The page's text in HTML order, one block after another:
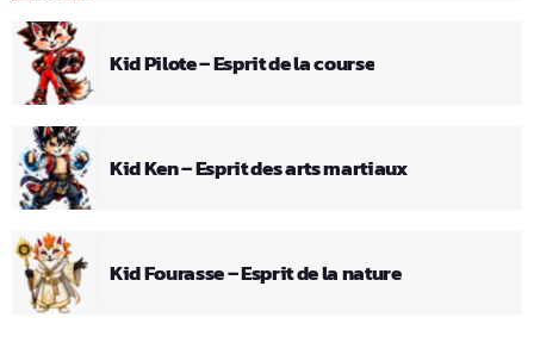
Kid Pilote – Esprit de la course
Kid Ken – Esprit des arts martiaux
Kid Fourasse – Esprit de la nature